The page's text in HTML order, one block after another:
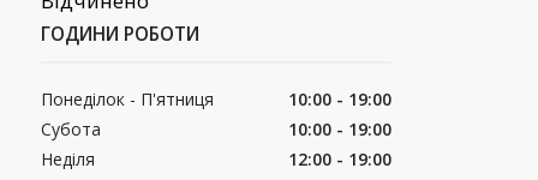
ГОДИНИ РОБОТИ
Понеділок - П'ятниця
10:00 - 19:00
Субота
10:00 - 19:00
Неділя
12:00 - 19:00